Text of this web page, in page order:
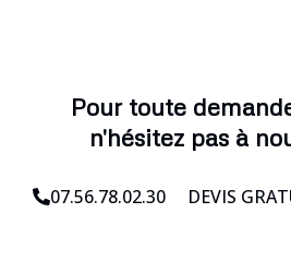
Pour toute
n'hésitez pas à
07.56.78.02.30 DEVIS